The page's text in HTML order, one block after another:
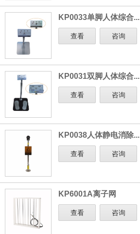
KP0033单脚人体综合...
查看 咨询
KP0031双脚人体综合...
查看 咨询
KP0038人体静电消除...
查看 咨询
KP6001A离子网
查看 咨询